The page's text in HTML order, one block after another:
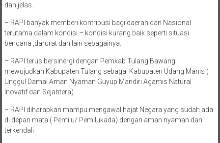
dan jelas.
– RAPI banyak memberi kontribusi bagi daerah dan Nasional
terutama dalam kondisi – kondisi kurang baik seperti situasi
bencana ,darurat dan lain sebagainya.
– RAPI terus bersinergi dengan Pemkab Tulang Bawang
mewujudkan Kabupaten Tulang sebagai Kabupaten Udang Manis (
Unggul Damai Aman Nyaman Guyup Mandiri Agamis Natural
Inovatif dan Sejahtera)
– RAPI diharapkan mampu mengawal hajat Negara yang sudah ada
di depan mata ( Pemilu/ Pemilukada) dengan aman nyaman dan
terkendali